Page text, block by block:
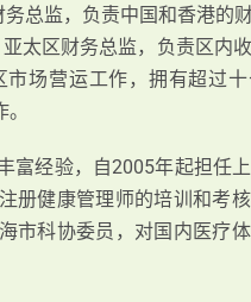
总监，负责中国和香港的
太区财务总监，负责区内
场营运工作，拥有超过
。
富经验，自2005年起担任
册健康管理师的培训和考
市科协委员，对国内医疗